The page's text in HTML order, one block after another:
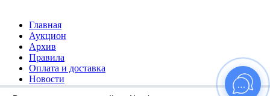
Главная
Аукцион
Архив
Правила
Оплата и доставка
Новости
Избранное